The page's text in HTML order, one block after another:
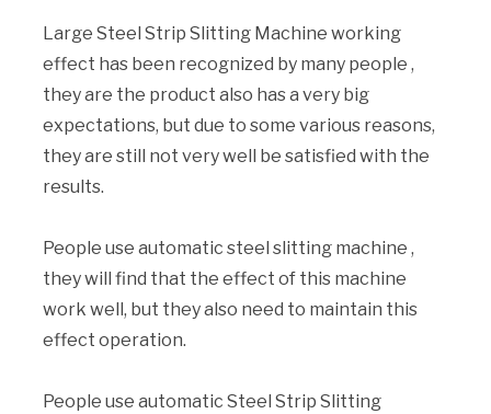
Large Steel Strip Slitting Machine working
effect has been recognized by many people ,
they are the product also has a very big
expectations, but due to some various reasons,
they are still not very well be satisfied with the
results.
People use automatic steel slitting machine ,
they will find that the effect of this machine
work well, but they also need to maintain this
effect operation.
People use automatic Steel Strip Slitting